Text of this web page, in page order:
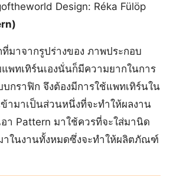
Design: Réka Fülöp
มาจากรูปร่างของ ภาพประกอบ
พทเทิร์นเองนั่นก็มีความยากในการ
กราฟิก จึงต้องมีการใช้แพทเทิร์นใน
ามาเป็นส่วนหนึ่งที่จะทำให้ผลงาน
า Pattern มาใช้ควรที่จะใส่มานิด
าในงานทั้งหมดซึ่งจะทำให้ผลิตภัณฑ์